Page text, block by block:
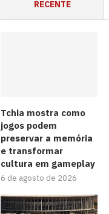
RECENTE
Tchia mostra como
jogos podem
preservar a memória
e transformar
cultura em gameplay
6 de agosto de 2026